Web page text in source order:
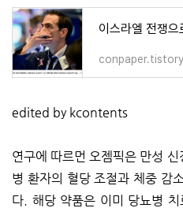
edited by kcontents
연구에 따르먼 오젬픽은 만성
병 환자의 혈당 조절과 체중 감
다. 해당 약품은 이미 당뇨병